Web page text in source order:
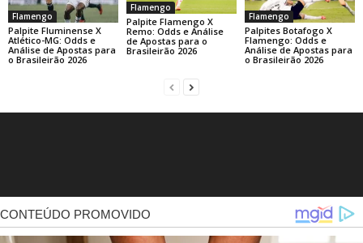
Flamengo
Palpite Fluminense X
Atlético-MG: Odds e
Análise de Apostas para
o Brasileirão 2026
Flamengo
Palpite Flamengo X
Remo: Odds e Análise
de Apostas para o
Brasileirão 2026
Flamengo
Palpites Botafogo X
Flamengo: Odds e
Análise de Apostas para
o Brasileirão 2026